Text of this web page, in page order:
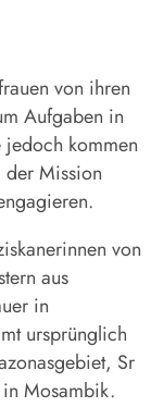
von ihren
Aufgaben in
jedoch kommen
der Mission
von
aus
in
ursprünglich
Sr
Mosambik.